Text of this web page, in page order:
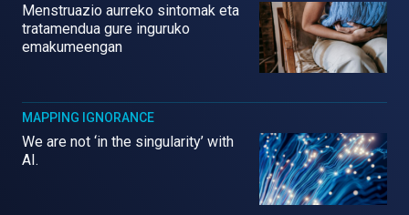
Menstruazio aurreko sintomak eta
tratamendua gure inguruko
emakumeengan
MAPPING IGNORANCE
We are not ‘in the singularity’ with
AI.